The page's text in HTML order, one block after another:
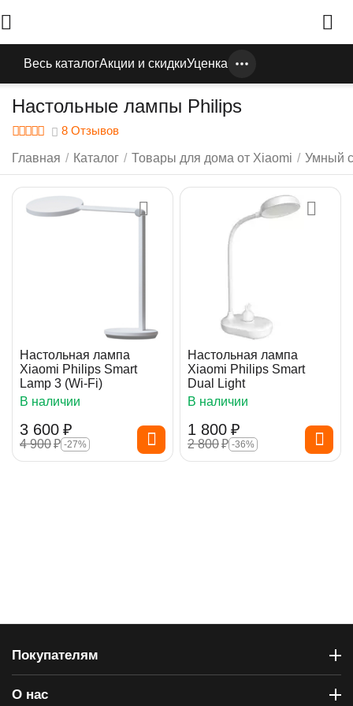
Весь каталогАкции и скидкиУценка
Настольные лампы Philips
8 Отзывов
Главная / Каталог / Товары для дома от Xiaomi / Умный
Настольная лампа
Xiaomi Philips Smart
Lamp 3 (Wi-Fi)
В наличии
3 600 ₽
4 900₽ -27%
Настольная лампа
Xiaomi Philips Smart
Dual Light
В наличии
1 800 ₽
2 800₽ -36%
Покупателям
О нас